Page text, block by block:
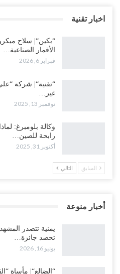
اخبار تقنية
“بكين“| سلاح
الأقمار الصناعية…
فبراير 6, 2026
“تقنية“| شركة “علي
غير…
نوفمبر 13, 2025
وكالة بلومبرغ:
رابحة للصين…
أكتوبر 31, 2025
السابق التالي
أخبار منوعة
يمنية تتصدر
تحصد جائزة…
يونيو 16, 2026
“الضالع“| مأساة